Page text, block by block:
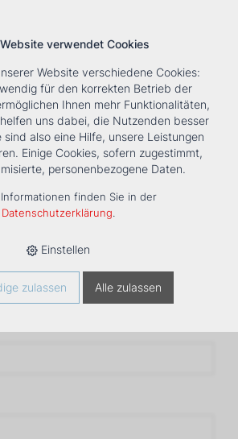
Karriere KontaktSuche
‹ Zurück
verwendet Cookies
Website verschiedene Cookies:
für den korrekten Betrieb der
Ihnen mehr Funktionalitäten,
uns dabei, die Nutzenden besser
sind also eine Hilfe, unsere Leistungen
Einige Cookies, sofern zugestimmt,
personenbezogene Daten.
finden Sie in der
Datenschutzerklärung.
Einstellen
zulassen Alle zulassen